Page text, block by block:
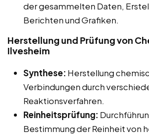
der gesammelten Daten,
Berichten und Grafiken.
Herstellung und Prüfung von
Ilvesheim
Synthese: Herstellung
Verbindungen durch
Reaktionsverfahren.
Reinheitsprüfung:
Bestimmung der Reinheit von